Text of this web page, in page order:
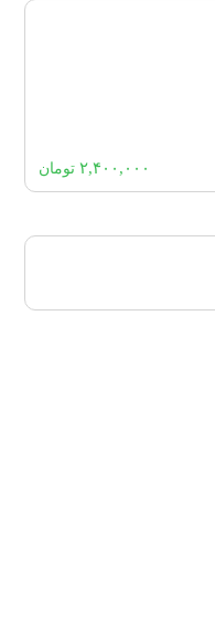
۲,۴۰۰,۰۰۰ تومان